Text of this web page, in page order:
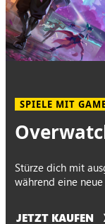
SPIELE MIT
Stürze dich mit
während eine
JETZT KAUFEN